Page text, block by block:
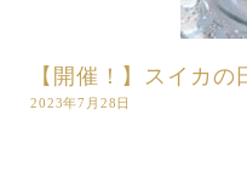
【開催！】スイカの
2023年7月28日